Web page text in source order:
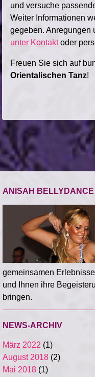
und versuche
Weiter Informationen
gegeben. Anregungen
unter Kontaktoder
Freuen Sie sich auf
Orientalischen Tanz!
ANISAH BELLYDANCE
gemeinsamen
und Ihnen ihre
bringen.
NEWS-ARCHIV
März 2022 (1)
August 2018 (2)
Mai 2018 (1)